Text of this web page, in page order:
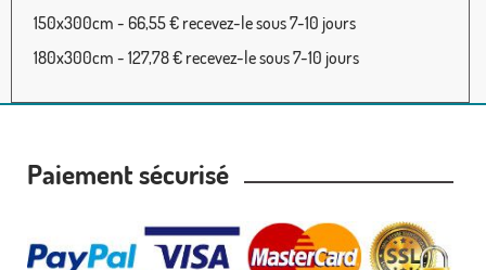
150x300cm - 66,55 € recevez-le sous 7-10 jours
180x300cm - 127,78 € recevez-le sous 7-10 jours
Paiement sécurisé